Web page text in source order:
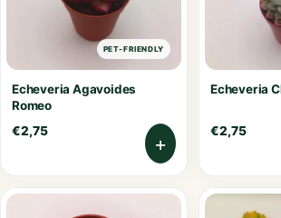
PET-FRIENDLY
Echeveria Agavoides
Romeo
€2,75
+
Echeveria
€2,75